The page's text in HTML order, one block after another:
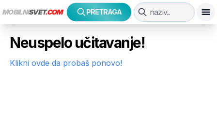
MOBILNISVET.COM PRETRAGA
Neuspelo učitavanje!
Klikni ovde da probaš ponovo!